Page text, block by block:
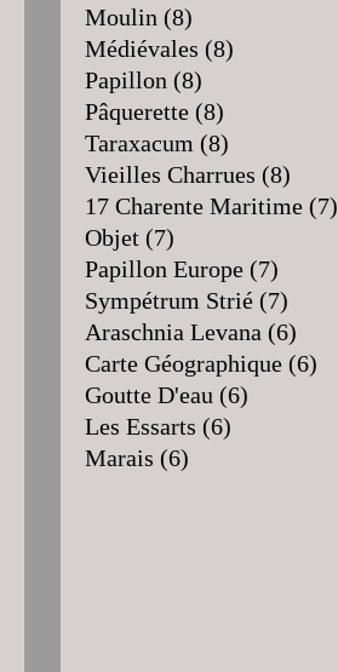
Moulin (8)
Médiévales (8)
Papillon (8)
Pâquerette (8)
Taraxacum (8)
Vieilles Charrues (8)
17 Charente Maritime (7)
Objet (7)
Papillon Europe (7)
Sympétrum Strié (7)
Araschnia Levana (6)
Carte Géographique (6)
Goutte D'eau (6)
Les Essarts (6)
Marais (6)